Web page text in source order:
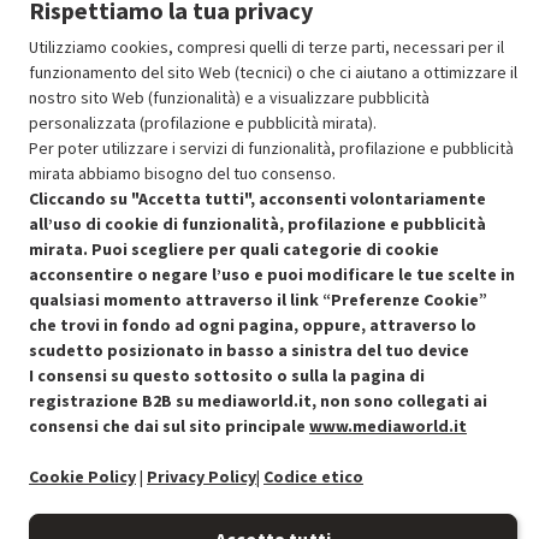
Aggiungi al carrello
SCONTO RICONDIZIONATI
Approfitta dello sconto del 30% sul prodotto ricondizionato.
Condizioni generali di vendita
Cookie Policy
Preferenze cookie
Informativa privacy
Recedere dal contratto qui
Rispettiamo la tua privacy
Utilizziamo cookies, compresi quelli di terze parti, necessari per il
funzionamento del sito Web (tecnici) o che ci aiutano a ottimizzare il
nostro sito Web (funzionalità) e a visualizzare pubblicità
personalizzata (profilazione e pubblicità mirata).
Per poter utilizzare i servizi di funzionalità, profilazione e pubblicità
mirata abbiamo bisogno del tuo consenso.
Cliccando su "Accetta tutti", acconsenti volontariamente
all’uso di cookie di funzionalità, profilazione e pubblicità
mirata. Puoi scegliere per quali categorie di cookie
acconsentire o negare l’uso e puoi modificare le tue scelte in
qualsiasi momento attraverso il link “Preferenze Cookie”
che trovi in fondo ad ogni pagina, oppure, attraverso lo
scudetto posizionato in basso a sinistra del tuo device
I consensi su questo sottosito o sulla la pagina di
registrazione B2B su mediaworld.it, non sono collegati ai
consensi che dai sul sito principale www.mediaworld.it
Cookie Policy| Privacy Policy| Codice etico